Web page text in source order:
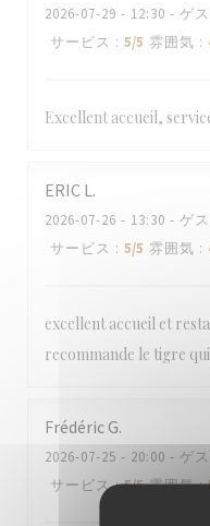
2026-07-29 - 12:30 - ゲ
サービス : 5/5 雰囲気 :
Excellent accueil,
ERIC L
2026-07-26 - 13:30 - ゲ
サービス : 5/5 雰囲気 :
excellent accueil et
recommande le tigre
FrédéricG
2026-07-25 - 20:00 - ゲ
サービス: 5/5 雰囲気: